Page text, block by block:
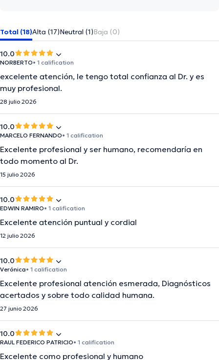
Total (18)Alta (17)Neutral (1)Baja (0)
10.0
NORBERTO• 1 calification
excelente atención, le tengo total confianza al Dr. y es
muy profesional.
28 julio 2026
10.0
MARCELO FERNANDO• 1 calification
Excelente profesional y ser humano, recomendaría en
todo momento al Dr.
15 julio 2026
10.0
EDWIN RAMIRO• 1 calification
Excelente atención puntual y cordial
12 julio 2026
10.0
Verónica• 1 calification
Excelente profesional atención esmerada, Diagnósticos
acertados y sobre todo calidad humana.
27 junio 2026
10.0
RAUL FEDERICO PATRICIO• 1 calification
Excelente como profesional y humano